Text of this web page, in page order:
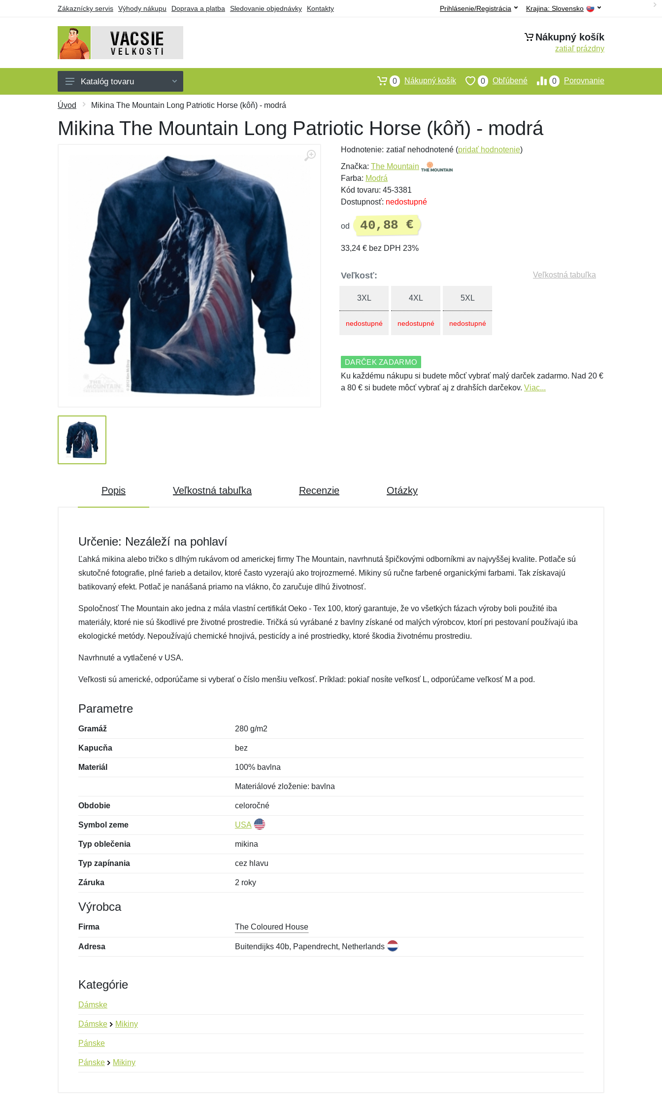
Zákaznícky servis Výhody nákupu Doprava a platba Sledovanie objednávky Kontakty Krajina: Slovensko
Prihlásenie/Registrácia
Nákupný košík
zatiaľ prázdny
Pánske
Dámske
Obuv a ponožky
Darčekové poukazy
Výpredaj
Katalóg tovaru 0 Porovnanie
0 Obľúbené
0 Nákupný košík
Úvod Mikina The Mountain Long Patriotic Horse (kôň) - modrá
Mikina The Mountain Long Patriotic Horse (kôň) - modrá
Hodnotenie: zatiaľ nehodnotené (pridať hodnotenie)
Značka: The Mountain
Farba: Modrá
Kód tovaru: 45-3381
Dostupnosť: nedostupné
od 40,88 €
33,24 € bez DPH 23%
Veľkosť: Veľkostná tabuľka
3XL
nedostupné
4XL
nedostupné
5XL
nedostupné
DARČEK ZADARMO
Ku každému nákupu si budete môcť vybrať malý darček zadarmo. Nad 20 €
a 80 € si budete môcť vybrať aj z drahších darčekov. Viac...
Popis Veľkostná tabuľka Recenzie Otázky
Určenie: Nezáleží na pohlaví
Ľahká mikina alebo tričko s dlhým rukávom od americkej firmy The Mountain, navrhnutá špičkovými odborníkmi av najvyššej kvalite. Potlače sú
skutočné fotografie, plné farieb a detailov, ktoré často vyzerajú ako trojrozmerné. Mikiny sú ručne farbené organickými farbami. Tak získavajú
batikovaný efekt. Potlač je nanášaná priamo na vlákno, čo zaručuje dlhú životnosť.
Spoločnosť The Mountain ako jedna z mála vlastní certifikát Oeko - Tex 100, ktorý garantuje, že vo všetkých fázach výroby boli použité iba
materiály, ktoré nie sú škodlivé pre životné prostredie. Tričká sú vyrábané z bavlny získané od malých výrobcov, ktorí pri pestovaní používajú iba
ekologické metódy. Nepoužívajú chemické hnojivá, pesticídy a iné prostriedky, ktoré škodia životnému prostrediu.
Navrhnuté a vytlačené v USA.
Veľkosti sú americké, odporúčame si vyberať o číslo menšiu veľkosť. Príklad: pokiaľ nosíte veľkosť L, odporúčame veľkosť M a pod.
Parametre
Gramáž 280 g/m2
Kapucňa bez
Materiál 100% bavlna
Materiálové zloženie: bavlna
Obdobie celoročné
Symbol zeme USA
Typ oblečenia mikina
Typ zapínania cez hlavu
Záruka 2 roky
Výrobca
Firma The Coloured House
Adresa Buitendijks 40b, Papendrecht, Netherlands
Kategórie
Dámske
Dámske Mikiny
Pánske
Pánske Mikiny